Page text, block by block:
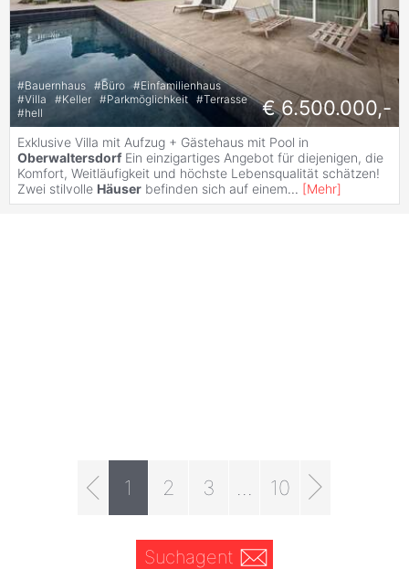
#Bauernhaus #Büro #Einfamilienhaus
#Villa #Keller #Parkmöglichkeit #Terrasse
#hell € 6.500.000,-
Exklusive Villa mit Aufzug + Gästehaus mit Pool in
Oberwaltersdorf Ein einzigartiges Angebot für diejenigen, die
Komfort, Weitläufigkeit und höchste Lebensqualität schätzen!
Zwei stilvolle Häuser befinden sich auf einem... [Mehr]
1 2 3 10
Suchagent